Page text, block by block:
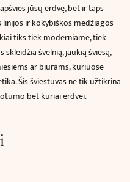
jūsų erdvę, bet ir taps
ir kokybiškos medžiagos
tiks tiek moderniame, tiek
skleidžia švelnią, jaukią šviesą,
ar biurams, kuriuose
Šis šviestuvas ne tik užtikrina
bet kuriai erdvei.